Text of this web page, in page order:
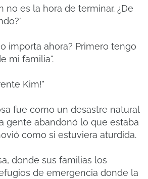
no es la hora de terminar. ¿De
importa ahora? Primero tengo
mi familia".
Kim!"
fue como un desastre natural
gente abandonó lo que estaba
como si estuviera aturdida.
donde sus familias los
de emergencia donde la